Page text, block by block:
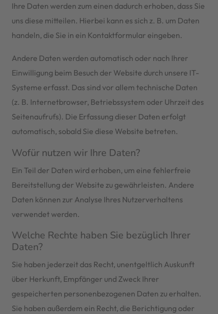
Ihre Daten werden zum einen dadurch erhoben, dass Sie
uns diese mitteilen. Hierbei kann es sich z. B. um Daten
handeln, die Sie in ein Kontaktformular eingeben.
Andere Daten werden automatisch oder nach Ihrer
Einwilligung beim Besuch der Website durch unsere IT-
Systeme erfasst. Das sind vor allem technische Daten
(z. B. Internetbrowser, Betriebssystem oder Uhrzeit des
Seitenaufrufs). Die Erfassung dieser Daten erfolgt
automatisch, sobald Sie diese Website betreten.
Wofür nutzen wir Ihre Daten?
Ein Teil der Daten wird erhoben, um eine fehlerfreie
Bereitstellung der Website zu gewährleisten. Andere
Daten können zur Analyse Ihres Nutzerverhaltens
verwendet werden.
Welche Rechte haben Sie bezüglich Ihrer
Daten?
Sie haben jederzeit das Recht, unentgeltlich Auskunft
über Herkunft, Empfänger und Zweck Ihrer
gespeicherten personenbezogenen Daten zu erhalten.
Sie haben außerdem ein Recht, die Berichtigung oder